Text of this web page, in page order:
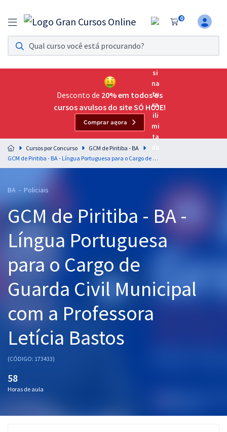
0
Assinatura Ilimitada 11
Acesso a todos os cursos. Teste grátis por 7 dias!
Assinatura OAB Até Passar
Acesso ilimitado a toda preparação para o Exame da
Residências Multiprofissionais
Preparação completa e intensiva para as principais
residências em saúde do Brasil
Cursos 20% OFF
Pós
OAB
Questões grátis
Aprovados
Desconto de 20% em todos os
cursos avulsos do site SÓ HOJE!
Comprar agora
Cursos por Concurso
GCM de Piritiba - BA
GCM de Piritiba - BA - Língua Portuguesa para o Cargo de Guarda Civil Municipal com a Professora Letícia Bastos
BA - Policiais
GCM de Piritiba - BA -
Língua Portuguesa
para o Cargo de
Guarda Civil Municipal
com a Professora
Letícia Bastos
(CÓDIGO: 173433)
58
Horas de aula